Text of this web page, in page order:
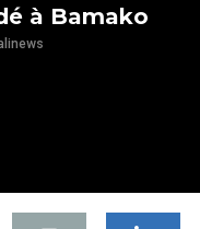
à Bamako